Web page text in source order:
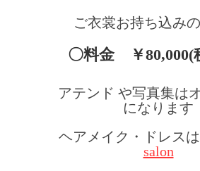
ご衣裳お持ち込み
〇料金 ￥80,000(
アテンド や写真集は
になります
ヘアメイク・ドレスは
salon